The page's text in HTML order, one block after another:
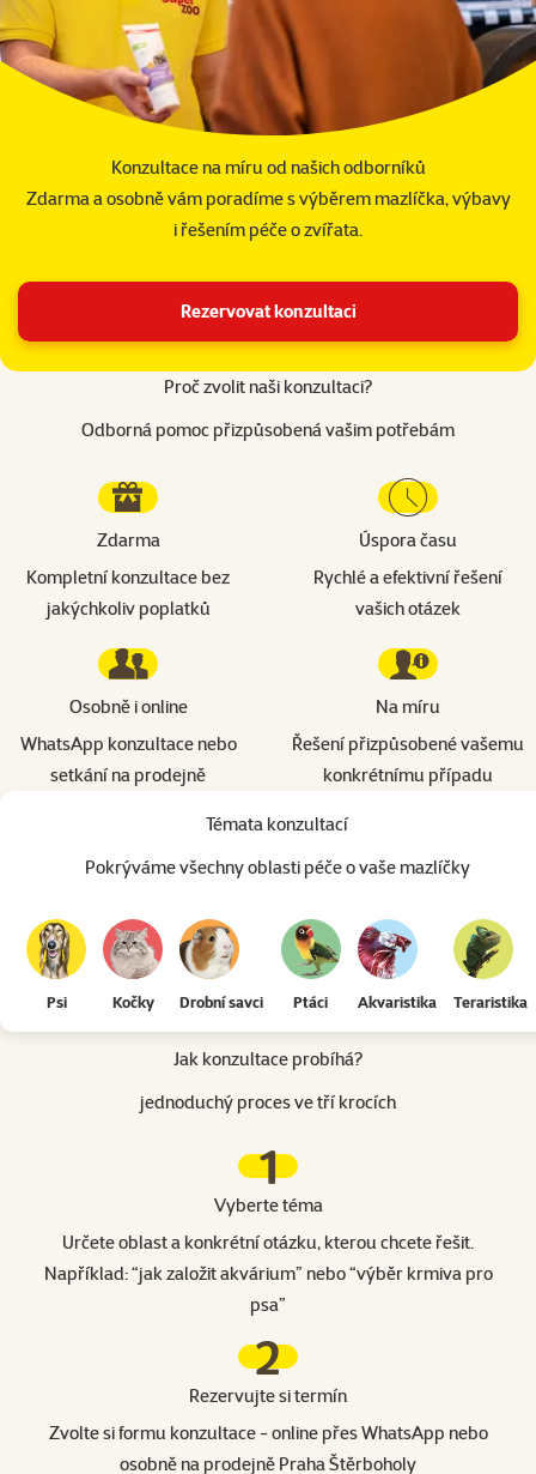
Konzultace na míru od našich odborníků
Zdarma a osobně vám poradíme s výběrem mazlíčka, výbavy
i řešením péče o zvířata.
Rezervovat konzultaci
Proč zvolit naši konzultaci?
Odborná pomoc přizpůsobená vašim potřebám
Zdarma
Kompletní konzultace bez
jakýchkoliv poplatků
Úspora času
Rychlé a efektivní řešení
vašich otázek
Osobně i online
WhatsApp konzultace nebo
setkání na prodejně
Na míru
Řešení přizpůsobené vašemu
konkrétnímu případu
Témata konzultací
Pokrýváme všechny oblasti péče o vaše mazlíčky
Psi
Výbava, krmivo, péče o srst a hygienu, volný čas, cestování
Kočky
Základní výbava, výběr krmiva, podestýlky, hračky,
Drobní savci
Volba vhodného savce, výbava (klec,
Ptáci
Volba ptáka, krmení a péče,
Akvaristika
Založení akvária,
Teraristika
Volba
Jak konzultace probíhá?
jednoduchý proces ve tří krocích
1
Vyberte téma
Určete oblast a konkrétní otázku, kterou chcete řešit.
Například: “jak založit akvárium” nebo “výběr krmiva pro
psa”
2
Rezervujte si termín
Zvolte si formu konzultace - online přes WhatsApp nebo
osobně na prodejně Praha Štěrboholy